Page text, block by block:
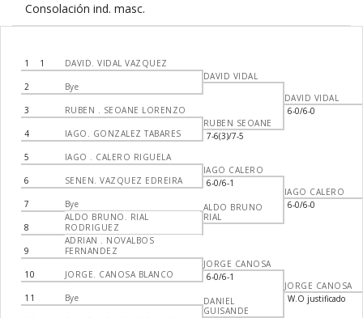
Consolación ind. masc.
1 1 DAVID. VIDAL VAZQUEZ
2 Bye
3 RUBEN . SEOANE LORENZO
4 IAGO. GONZALEZ TABARES
5 IAGO . CALERO RIGUELA
6 SENEN. VAZQUEZ EDREIRA
7 Bye
8
ALDO BRUNO. RIAL
RODRIGUEZ
9
ADRIAN . NOVALBOS
FERNANDEZ
10 JORGE. CANOSA BLANCO
11 Bye
DAVID VIDAL
RUBEN SEOANE
7-6(3)/7-5
IAGO CALERO
6-0/6-1
ALDO BRUNO
RIAL
JORGE CANOSA
6-0/6-1
DANIEL
GUISANDE
DAVID VIDAL
6-0/6-0
IAGO CALERO
6-0/6-0
JORGE CANOSA
W.O justificado